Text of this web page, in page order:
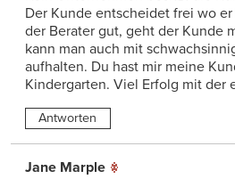
Der Kunde entscheidet frei wo
der Berater gut, geht der Kunde
kann man auch mit
aufhalten. Du hast mir meine
Kindergarten. Viel Erfolg mit der
Antworten
Jane Marple